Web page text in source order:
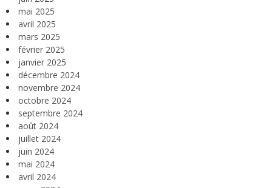
mai 2025
avril 2025
mars 2025
février 2025
janvier 2025
décembre 2024
novembre 2024
octobre 2024
septembre 2024
août 2024
juillet 2024
juin 2024
mai 2024
avril 2024